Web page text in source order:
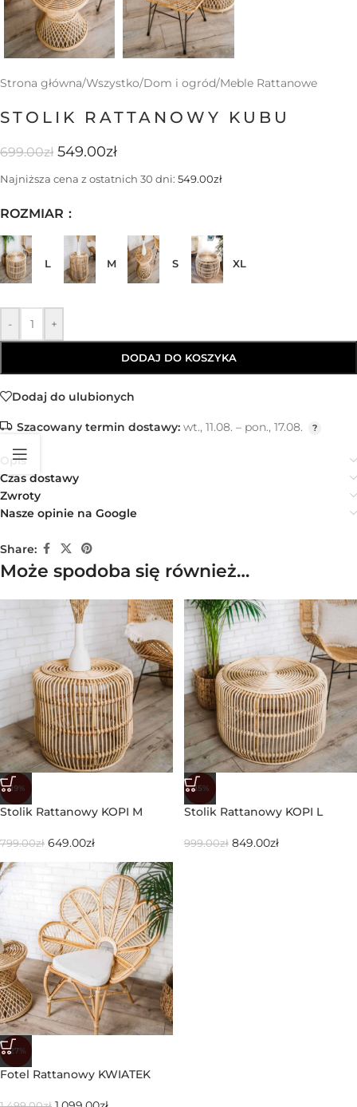
Strona główna/Wszystko/Dom i ogród/Meble Rattanowe
STOLIK RATTANOWY KUBU
699.00zł 549.00zł
Najniższa cena z ostatnich 30 dni: 549.00zł
ROZMIAR
L M S XL
- +
DODAJ DO KOSZYKA
Dodaj do ulubionych
Szacowany termin dostawy: wt., 11.08. – pon., 17.08.
Opis
Czas dostawy
Zwroty
Nasze opinie na Google
Share:
Może spodoba się również…
-19%
Stolik Rattanowy KOPI M
799.00zł 649.00zł
-15%
Stolik Rattanowy KOPI L
999.00zł 849.00zł
-27%
Fotel Rattanowy KWIATEK